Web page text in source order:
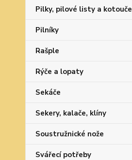
Pilky, pilové listy a kotouče
Pilníky
Rašple
Rýče a lopaty
Sekáče
Sekery, kalače, klíny
Soustružnické nože
Svářecí potřeby